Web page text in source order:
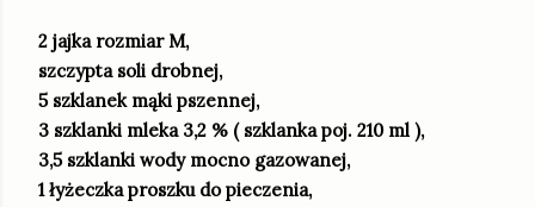
2 jajka rozmiar M,
szczypta soli drobnej,
5 szklanek mąki pszennej,
3 szklanki mleka 3,2 % ( szklanka poj. 210 ml ),
3,5 szklanki wody mocno gazowanej,
1 łyżeczka proszku do pieczenia,